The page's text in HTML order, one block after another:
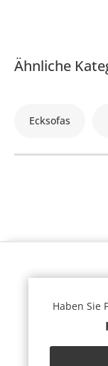
Ähnliche
Ecksofas
Haben Sie